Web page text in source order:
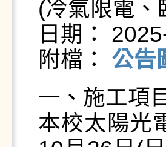
(冷氣限電、
日期：
附檔： 公告
一、施工項
本校太陽光